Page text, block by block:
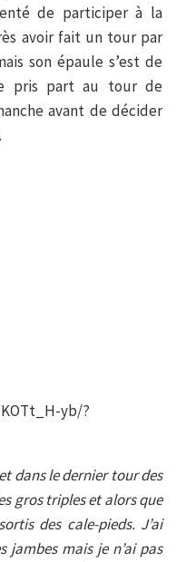
de participer à la
avoir fait un tour par
son épaule s’est de
pris part au tour de
avant de décider
yb/?
dans le dernier tour des
gros triples et alors que
des cale-pieds. J’ai
jambes mais je n’ai pas